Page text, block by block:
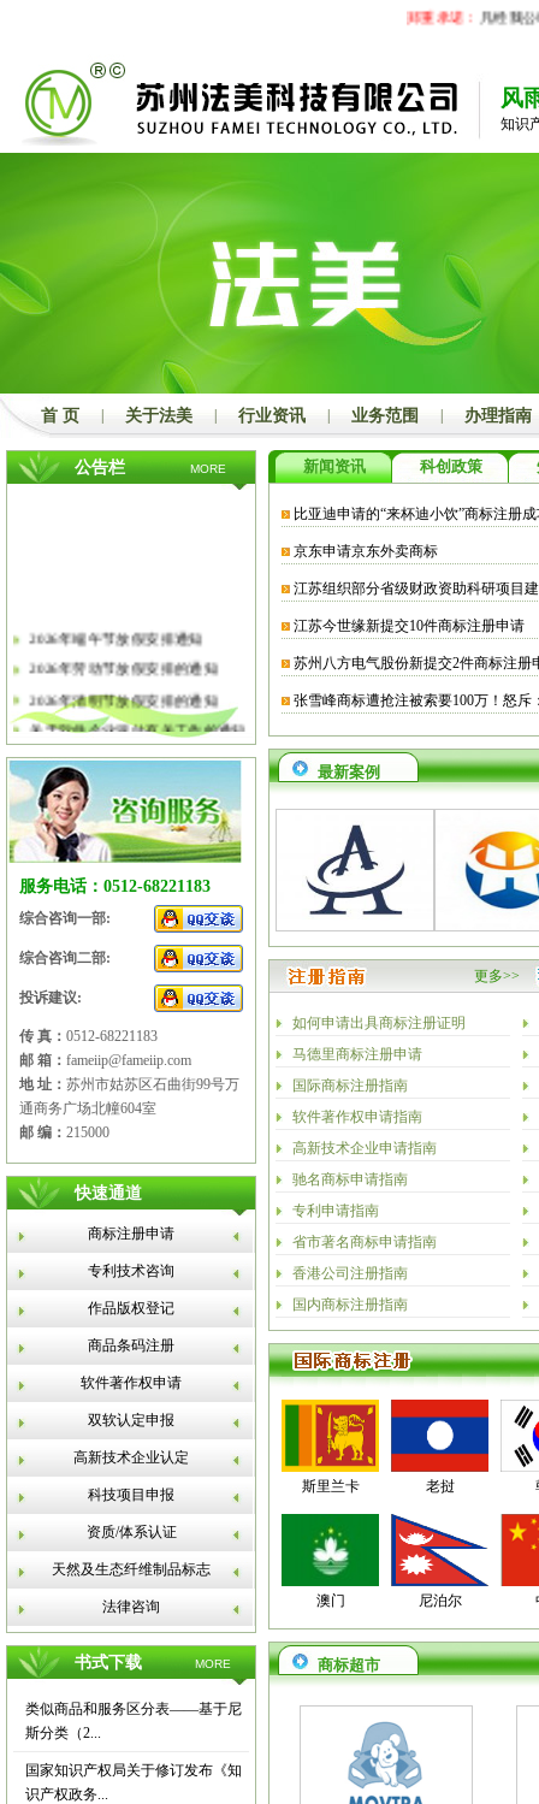
郑重承诺： 凡经我公
风
知识
首 页 关于法美 行业资讯 业务范围 办理指南
公告栏 MORE
2026年端午节放假安排通知
2026年劳动节放假安排的通知
2026年清明节放假安排的通知
关于软件企业评估有关工作的通知
2026年春节放假安排的通知
2026年元旦放假安排的通知
2025年国庆节、中秋节放假安排
2025年端午节放假安排的通知
2025年劳动节放假安排的通知
2025年清明节放假安排的通知
服务电话：0512-68221183
综合咨询一部:
综合咨询二部:
投诉建议:
传 真： 0512-68221183
邮 箱： fameiip@fameiip.com
地 址： 苏州市姑苏区石曲街99号万
通商务广场北幢604室
邮 编： 215000
快速通道
商标注册申请
专利技术咨询
作品版权登记
商品条码注册
软件著作权申请
双软认定申报
高新技术企业认定
科技项目申报
资质/体系认证
天然及生态纤维制品标志
法律咨询
书式下载 MORE
类似商品和服务区分表——基于尼
斯分类（2...
国家知识产权局关于修订发布《知
识产权政务...
新闻资讯 科创政策
比亚迪申请的“来杯迪小饮”商标注册
京东申请京东外卖商标
江苏组织部分省级财政资助科研项目
江苏今世缘新提交10件商标注册申请
苏州八方电气股份新提交2件商标注册
张雪峰商标遭抢注被索要100万！怒斥
最新案例
更多>>
如何申请出具商标注册证明
马德里商标注册申请
国际商标注册指南
软件著作权申请指南
高新技术企业申请指南
驰名商标申请指南
专利申请指南
省市著名商标申请指南
香港公司注册指南
国内商标注册指南
斯里兰卡 老挝
澳门 尼泊尔
商标超市